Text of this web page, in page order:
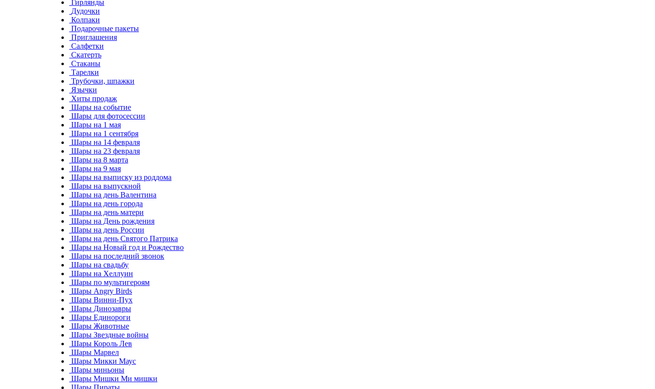
Гирлянды
Дудочки
Колпаки
Подарочные пакеты
Приглашения
Салфетки
Скатерть
Стаканы
Тарелки
Трубочки, шпажки
Язычки
Хиты продаж
Шары на событие
Шары для фотосессии
Шары на 1 мая
Шары на 1 сентября
Шары на 14 февраля
Шары на 23 февраля
Шары на 8 марта
Шары на 9 мая
Шары на выписку из роддома
Шары на выпускной
Шары на день Валентина
Шары на день города
Шары на день матери
Шары на День рождения
Шары на день России
Шары на день Святого Патрика
Шары на Новый год и Рождество
Шары на последний звонок
Шары на свадьбу
Шары на Хеллуин
Шары по мультигероям
Шары Angry Birds
Шары Винни-Пух
Шары Динозавры
Шары Единороги
Шары Животные
Шары Звездные войны
Шары Король Лев
Шары Марвел
Шары Микки Маус
Шары миньоны
Шары Мишки Ми мишки
Шары Пираты